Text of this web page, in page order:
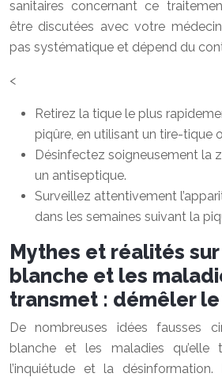
sanitaires concernant ce
être discutées avec votre
pas systématique et dépend du
<
Retirez la tique le plus
piqûre, en utilisant un tire-tique
Désinfectez soigneusement la
un antiseptique.
Surveillez attentivement
dans les semaines suivant la
Mythes et réalités
blanche et les
transmet : démêler
De nombreuses idées fausses
blanche et les maladies qu’elle
l’inquiétude et la